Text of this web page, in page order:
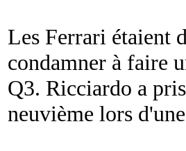
Les Ferrari étaient
condamner à faire
Q3. Ricciardo a
neuvième lors